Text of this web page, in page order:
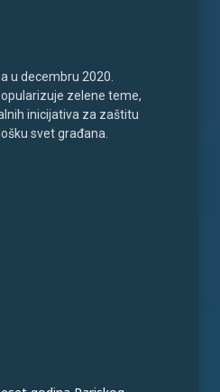
u decembru 2020.
zelene teme,
inicijativa za zaštitu
svet građana.